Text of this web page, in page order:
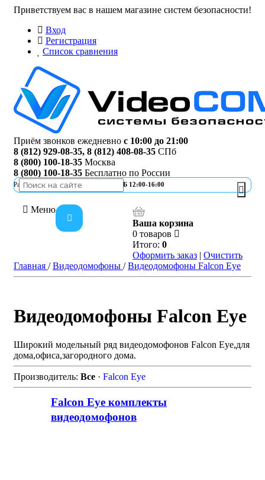
Приветствуем вас в нашем магазине систем безопасности!
Вход
Регистрация
Список сравнения
Приём звонков ежедневно с 10:00 до 21:00
8 (812) 929-08-35, 8 (812) 408-08-35 СПб
8 (800) 100-18-35 Москва
8 (800) 100-18-35 Бесплатно по России
Работа офисаПН-ПТ 10:00-19:00 | СБ 12:00-16:00
Меню
Ваша корзина
0 товаров
Итого: 0
Оформить заказ | Очистить
Главная /Видеодомофоны /Видеодомофоны Falcon Eye
Видеодомофоны Falcon Eye
Широкий модельный ряд видеодомофонов Falcon Eye,для
дома,офиса,загородного дома.
Производитель: Все · Falcon Eye
Falcon Eye комплекты
видеодомофонов